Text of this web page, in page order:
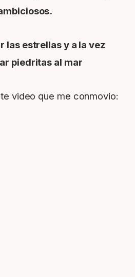
las estrellas y a la vez
piedritas al mar
video que me conmovio: